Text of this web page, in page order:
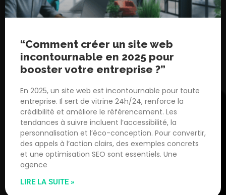
“Comment créer un site web
incontournable en 2025 pour
booster votre entreprise ?”
En 2025, un site web est incontournable pour toute
entreprise. Il sert de vitrine 24h/24, renforce la
crédibilité et améliore le référencement. Les
tendances à suivre incluent l’accessibilité, la
personnalisation et l’éco-conception. Pour convertir,
des appels à l’action clairs, des exemples concrets
et une optimisation SEO sont essentiels. Une
agence
LIRE LA SUITE »